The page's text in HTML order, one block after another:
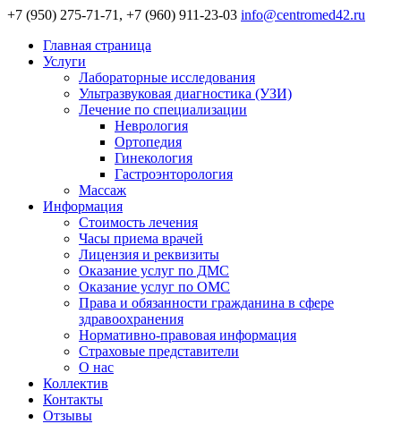
+7 (950) 275-71-71, +7 (960) 911-23-03 info@centromed42.ru
Главная страница
Услуги
Лабораторные исследования
Ультразвуковая диагностика (УЗИ)
Лечение по специализации
Неврология
Ортопедия
Гинекология
Гастроэнторология
Массаж
Информация
Стоимость лечения
Часы приема врачей
Лицензия и реквизиты
Оказание услуг по ДМС
Оказание услуг по ОМС
Права и обязанности гражданина в сфере
здравоохранения
Нормативно-правовая информация
Страховые представители
О нас
Коллектив
Контакты
Отзывы